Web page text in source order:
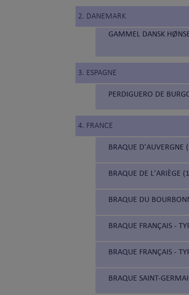
2. DANEMARK
GAMMEL DANSK
3. ESPAGNE
PERDIGUERO DE
4. FRANCE
BRAQUE D'AUVERGNE
BRAQUE DE L'ARIÈGE
BRAQUE DU
BRAQUE FRANÇAIS -
BRAQUE FRANÇAIS -
BRAQUE SAINT-